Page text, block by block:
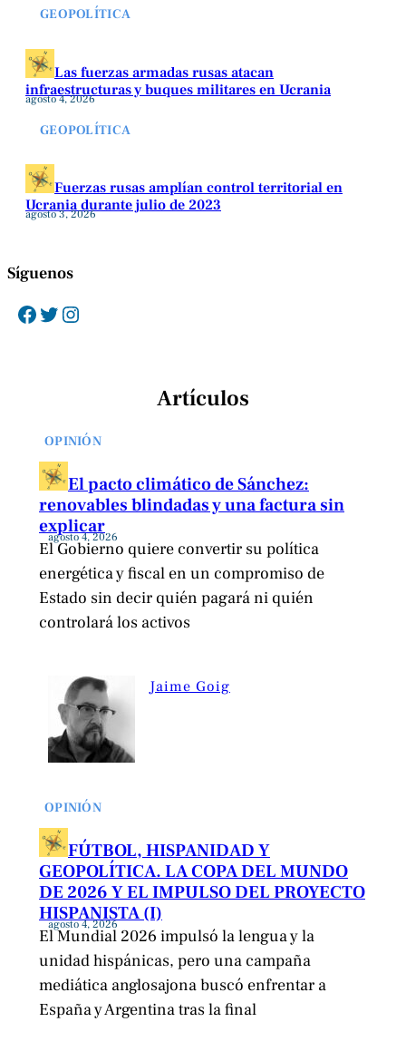
GEOPOLÍTICA
Las fuerzas armadas rusas atacan
infraestructuras y buques militares en Ucrania
agosto 4, 2026
GEOPOLÍTICA
Fuerzas rusas amplían control territorial en
Ucrania durante julio de 2023
agosto 3, 2026
Síguenos
Facebook Twitter Instagram
Artículos
OPINIÓN
El pacto climático de Sánchez:
renovables blindadas y una factura sin
explicar
agosto 4, 2026
El Gobierno quiere convertir su política
energética y fiscal en un compromiso de
Estado sin decir quién pagará ni quién
controlará los activos
Jaime Goig
OPINIÓN
FÚTBOL, HISPANIDAD Y
GEOPOLÍTICA. LA COPA DEL MUNDO
DE 2026 Y EL IMPULSO DEL PROYECTO
HISPANISTA (I)
agosto 4, 2026
El Mundial 2026 impulsó la lengua y la
unidad hispánicas, pero una campaña
mediática anglosajona buscó enfrentar a
España y Argentina tras la final